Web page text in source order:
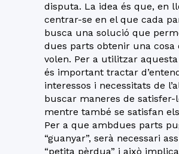
disputa. La idea és que, en
centrar-se en el que cada
busca una solució que
dues parts obtenir una cosa
volen. Per a utilitzar
és important tractar
interessos i necessitats de
buscar maneres de satisfer-
mentre també se satisfan
Per a que ambdues parts
“guanyar”, serà necessari
“petita pèrdua” i això